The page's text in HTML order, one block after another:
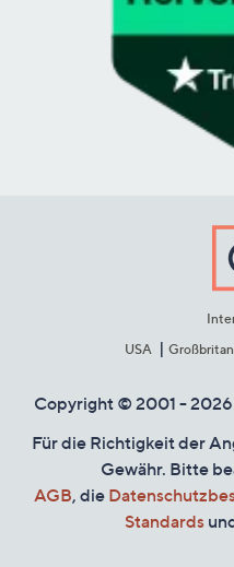
USA
Copyright © 2001 - 2026
Für die Richtigkeit der
Gewähr. Bitte
AGB, die
Standards